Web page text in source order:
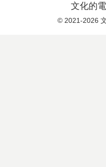
文化的
© 2021-2026